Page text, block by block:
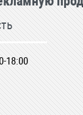
18:00